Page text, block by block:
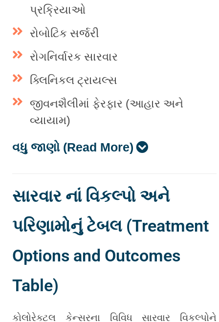
પ્રક્રિયાઓ
રોબોટિક સર્જરી
રોગનિર્વારક સારવાર
ક્લિનિકલ ટ્રાયલ્સ
જીવનશૈલીમાં ફેરફાર (આહાર અને
વ્યાયામ)
વધુ જાણો (Read More)
સારવાર નાં વિકલ્પો અને
પરિણામોનું ટેબલ (Treatment
Options and Outcomes
Table)
કોલોરેક્ટલ કેન્સરના વિવિધ સારવાર વિકલ્પોને